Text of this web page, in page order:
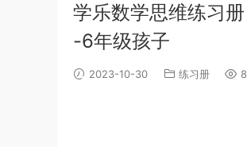
学乐数学思维练习
-6年级孩子
2023-10-30 练习册